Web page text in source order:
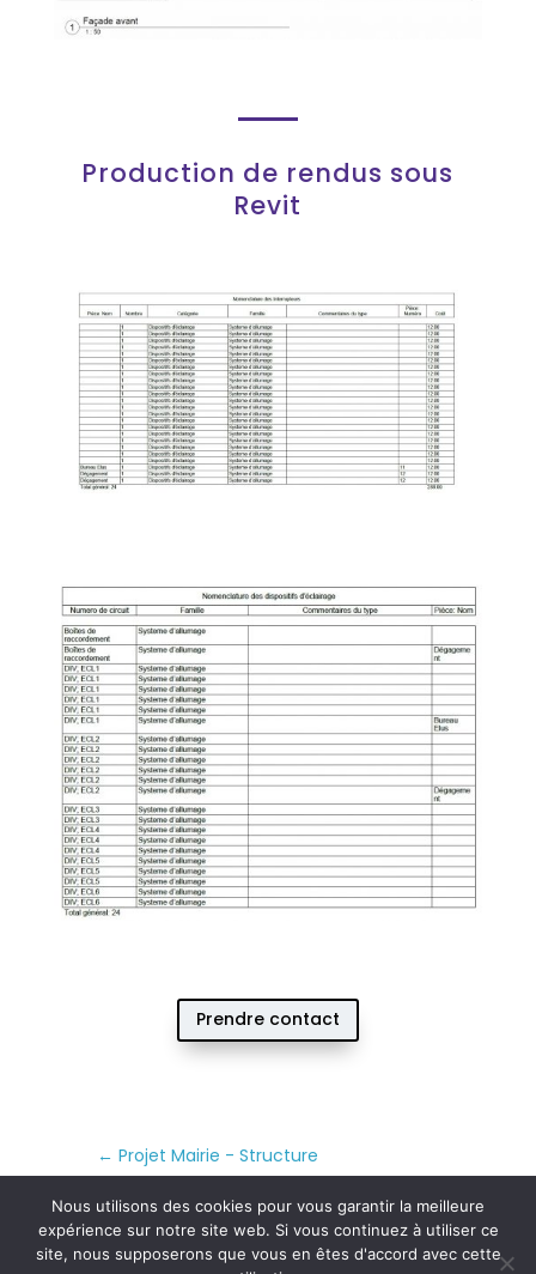
Production de rendus sous
Revit
Prendre contact
← Projet Mairie - Structure
Nous utilisons des cookies pour vous garantir la meilleure
expérience sur notre site web. Si vous continuez à utiliser ce
site, nous supposerons que vous en êtes d'accord avec cette